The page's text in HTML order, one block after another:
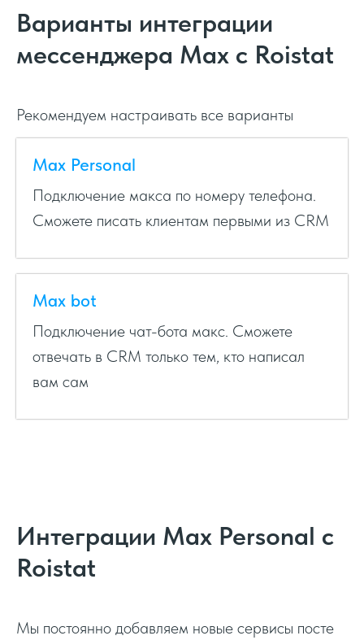
Варианты интеграции
мессенджера Max с Roistat
Рекомендуем настраивать все варианты
Max Personal
Подключение макса по номеру телефона.
Сможете писать клиентам первыми из CRM
Max bot
Подключение чат-бота макс. Сможете
отвечать в CRM только тем, кто написал
вам сам
Интеграции Max Personal с
Roistat
Мы постоянно добавляем новые сервисы посте